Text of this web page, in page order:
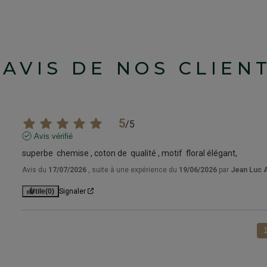
DE NOS
5/5
Avis vérifié
superbe  chemise , coton de  qualité , motif  floral élégant,
Avis du 17/07/2026 , suite à une expérience du 19/06/2026 par Jean Luc
Utile(0) Signaler
1